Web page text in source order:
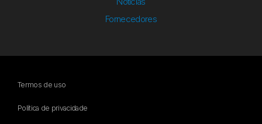
Fornecedores
Termos de uso
Política de privacidade